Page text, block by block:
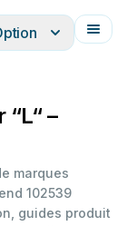
–
marques
102539
guides produit